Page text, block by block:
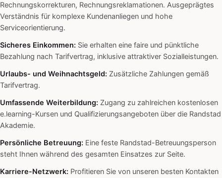
Rechnungskorrekturen, Rechnungsreklamationen. Ausgeprägtes
Verständnis für komplexe Kundenanliegen und hohe
Serviceorientierung.
Sicheres Einkommen: Sie erhalten eine faire und pünktliche
Bezahlung nach Tarifvertrag, inklusive attraktiver Sozialleistungen.
Urlaubs- und Weihnachtsgeld: Zusätzliche Zahlungen gemäß
Tarifvertrag.
Umfassende Weiterbildung: Zugang zu zahlreichen kostenlosen
e.learning-Kursen und Qualifizierungsangeboten über die Randstad
Akademie.
Persönliche Betreuung: Eine feste Randstad-Betreuungsperson
steht Ihnen während des gesamten Einsatzes zur Seite.
Karriere-Netzwerk: Profitieren Sie von unseren besten Kontakten